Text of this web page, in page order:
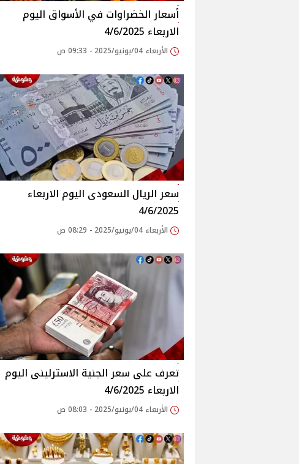
أسعار الخضراوات في الأسواق‎‎ اليوم
الاربعاء 4/6/2025
الأربعاء 04/يونيو/2025 - 09:33 ص
سعر الريال السعودى اليوم الاربعاء
4/6/2025
الأربعاء 04/يونيو/2025 - 08:29 ص
تعرف على سعر الجنية الاسترلينى اليوم
الاربعاء 4/6/2025
الأربعاء 04/يونيو/2025 - 08:03 ص